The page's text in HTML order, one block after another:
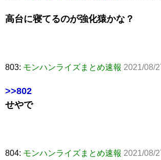
高台に寝てるのが強化猿かな？
803: モンハンライズまとめ速報 2021/08/
>>802
せやで
804: モンハンライズまとめ速報 2021/08/